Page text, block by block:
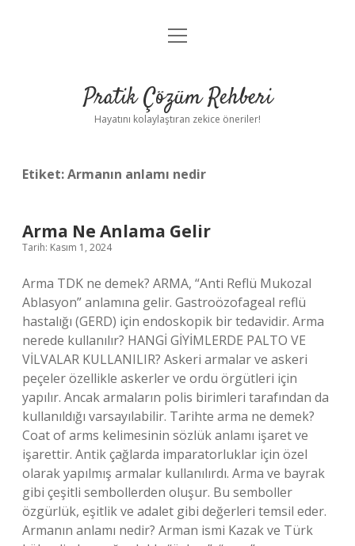
Anasayfa
Yasal Uyarı
menüyü
Pratik Çözüm Rehberi
Hayatını kolaylaştıran zekice öneriler!
Etiket:Armanın anlamı nedir
Arma Ne Anlama Gelir
Tarih: Kasım 1, 2024
Arma TDK ne demek? ARMA, “Anti Reflü Mukozal
Ablasyon” anlamına gelir. Gastroözofageal reflü
hastalığı (GERD) için endoskopik bir tedavidir. Arma
nerede kullanılır? HANGİ GİYİMLERDE PALTO VE
VİLVALAR KULLANILIR? Askeri armalar ve askeri
peçeler özellikle askerler ve ordu örgütleri için
yapılır. Ancak armaların polis birimleri tarafından da
kullanıldığı varsayılabilir. Tarihte arma ne demek?
Coat of arms kelimesinin sözlük anlamı işaret ve
işarettir. Antik çağlarda imparatorluklar için özel
olarak yapılmış armalar kullanılırdı. Arma ve bayrak
gibi çeşitli sembollerden oluşur. Bu semboller
özgürlük, eşitlik ve adalet gibi değerleri temsil eder.
Armanın anlamı nedir? Arman ismi Kazak ve Türk